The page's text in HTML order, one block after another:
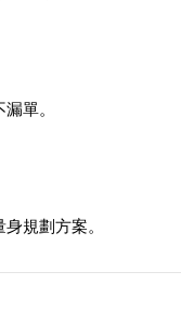
單。
規劃方案。